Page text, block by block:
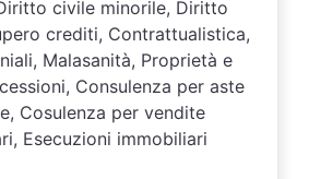
civile minorile, Diritto
crediti, Contrattualistica,
Malasanità, Proprietà e
Consulenza per aste
Cosulenza per vendite
Esecuzioni immobiliari